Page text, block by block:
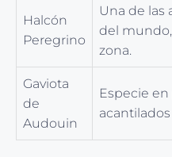
Halcón
Peregrino
Una de las
del
zona.
Gaviota
de
Audouin
Especie